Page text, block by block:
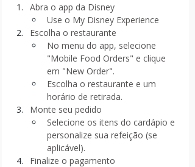
Abra o app da Disney
Use o My Disney Experience
Escolha o restaurante
No menu do app, selecione
"Mobile Food Orders" e clique
em "New Order".
Escolha o restaurante e um
horário de retirada.
Monte seu pedido
Selecione os itens do cardápio e
personalize sua refeição (se
aplicável).
Finalize o pagamento